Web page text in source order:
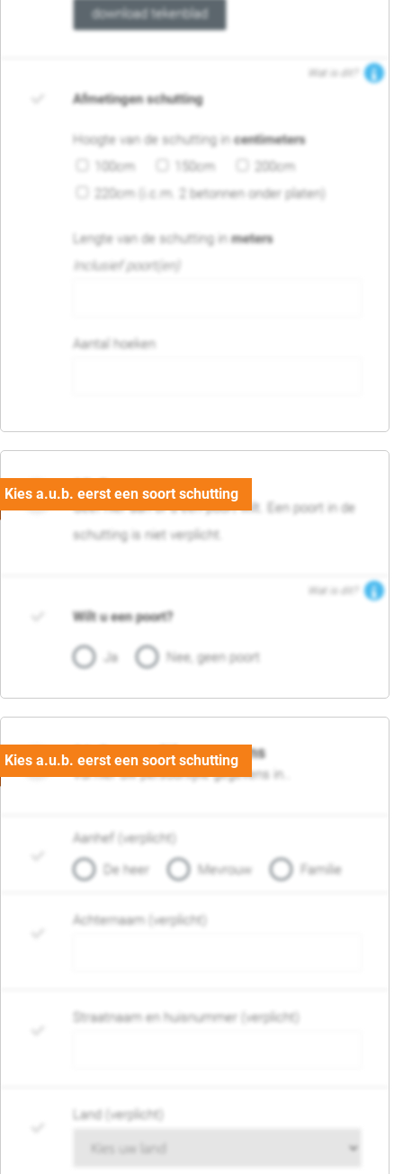
download tekenblad
Wat is dit?
Afmetingen schutting
Hoogte van de schutting incentimeters
100cm
150cm
200cm
220cm (i.c.m. 2 betonnen onder platen)
Lengte van de schutting inmeters
Inclusief poort(en)
Aantal hoeken
05. Poort
Geef hier aan of u een poort wilt. Een poort in de
schutting is niet verplicht.
Wat is dit?
Wilt u een poort?
Ja Nee, geen poort
06. Persoonlijke gegevens
Vul hier uw persoonlijke gegevens in..
Aanhef (verplicht)
De heer
Mevrouw Familie
Achternaam (verplicht)
Straatnaam en huisnummer (verplicht)
Land (verplicht)